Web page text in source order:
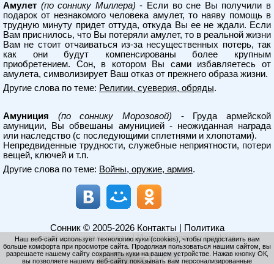
Амулет (по соннику Миллера) - Если во сне Вы получили в
подарок от незнакомого человека амулет, то наяву помощь в
трудную минуту придет оттуда, откуда Вы ее не ждали. Если
Вам приснилось, что Вы потеряли амулет, то в реальной жизни
Вам не стоит отчаиваться из-за несущественных потерь, так
как они будут компенсированы более крупным
приобретением. Сон, в котором Вы сами избавляетесь от
амулета, символизирует Ваш отказ от прежнего образа жизни.
Другие слова по теме: Религии, суеверия, обряды.
Амуниция (по соннику Морозовой) - Груда армейской
амуниции, Вы обвешаны амуницией - неожиданная награда
или наследство (с последующими сплетнями и хлопотами).
Непредвиденные трудности, служебные неприятности, потери
вещей, ключей и т.п.
Другие слова по теме: Войны, оружие, армия.
Сонник© 2005-2026 Контакты
Политика
конфиденциальности|Использование cookies
Наш веб-сайт использует технологию куки (cookies), чтобы предоставить вам
больше комфорта при просмотре сайта. Продолжая пользоваться нашим сайтом, вы
разрешаете нашему сайту сохранять куки на вашем устройстве. Нажав кнопку ОК,
вы позволяете нашему веб-сайту показывать вам персонализированные